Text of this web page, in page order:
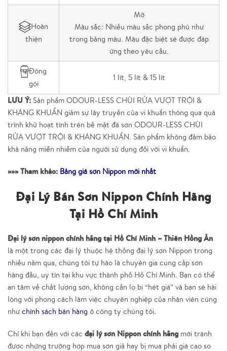
Hoàn
thiện
Mờ
Màu sắc: Nhiều màu sắc phong phú như
trong bảng màu. Màu đặc biệt sẽ được đáp
ứng theo yêu cầu.
Đóng
gói
1 lít, 5 lít & 15 lít
LƯU Ý: Sản phẩm ODOUR-LESS CHÙI RỬA VƯỢT TRỘI &
KHÁNG KHUẨN giảm sự lây truyền của vi khuẩn thông qua quá
trình khử hoạt tính trên bề mặt đã sơn ODOUR-LESS CHÙI
RỬA VƯỢT TRỘI & KHÁNG KHUẨN. Sản phẩm không đảm bảo
khả năng miễn nhiễm của người sử dụng đối với vi khuẩn.
»»» Tham khảo: Bảng giá sơn Nippon mới nhất
Đại Lý Bán Sơn Nippon Chính Hãng
Tại Hồ Chí Minh
Đại lý sơn nippon chính hãng tại Hồ Chí Minh – Thiên Hồng Ân
là một trong các đại lý thuộc hệ thống đại lý sơn Nippon trong
nhiều năm qua, chúng tôi tự hào là chuyên gia cung cấp sơn
hàng đầu, uy tín tại khu vực thành phố Hồ Chí Minh. Bạn có thể
an tâm về chất lượng sơn, không cần lo bị “hét giá” và bạn sẽ hài
lòng với phong cách làm việc chuyên nghiệp của nhân viên cũng
như chính sách bán hàng ở công ty chúng tôi.
Chỉ khi bạn đến với các đại lý sơn Nippon chính hãngmới tránh
được những trường hợp mua sơn giả hay bị mua phải giá cao so